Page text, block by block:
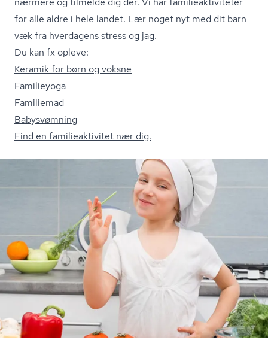
for alle aldre i hele landet. Lær noget nyt med dit barn
væk fra hverdagens stress og jag.
Du kan fx opleve:
Keramik for børn og voksne
Familieyoga
Familiemad
Babysvømning
Find en fa­mi­lie­ak­ti­vi­tet nær dig.